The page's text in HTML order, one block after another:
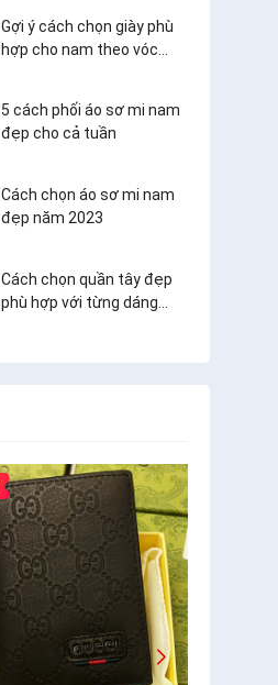
Gợi ý cách chọn giày phù
hợp cho nam theo vóc
5 cách phối áo sơ mi nam
đẹp cho cả tuần
Cách chọn áo sơ mi nam
đẹp năm 2023
Cách chọn quần tây đẹp
phù hợp với từng dáng